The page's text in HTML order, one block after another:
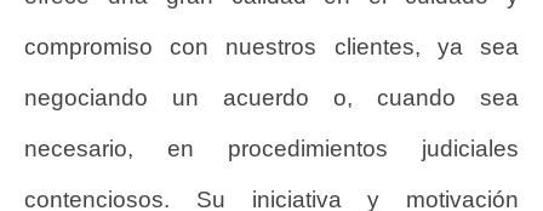
compromiso con nuestros clientes, ya sea
negociando un acuerdo o, cuando sea
necesario, en procedimientos judiciales
contenciosos. Su iniciativa y motivación